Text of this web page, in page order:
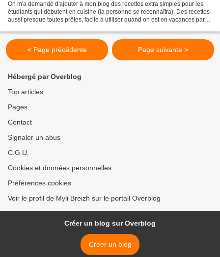
On m'a demandé d'ajouter à mon blog des recettes extra simples pour les
étudiants qui débutent en cuisine (la personne se reconnaîtra). Des recettes
aussi presque toutes prêtes, facile à utiliser quand on est en vacances par
< Page précédente Page suivante >
Hébergé par Overblog
Top articles
Pages
Contact
Signaler un abus
C.G.U.
Cookies et données personnelles
Préférences cookies
Voir le profil de Myli Breizh sur le portail Overblog
Créer un blog sur Overblog
Créer un blog